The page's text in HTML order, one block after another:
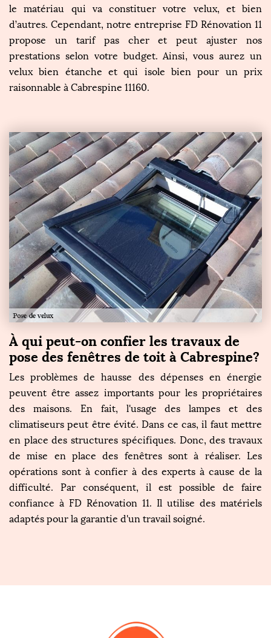
le matériau qui va constituer votre velux, et bien
d’autres. Cependant, notre entreprise FD Rénovation 11
propose un tarif pas cher et peut ajuster nos
prestations selon votre budget. Ainsi, vous aurez un
velux bien étanche et qui isole bien pour un prix
raisonnable à Cabrespine 11160.
À qui peut-on confier les travaux de
pose des fenêtres de toit à Cabrespine?
Les problèmes de hausse des dépenses en énergie
peuvent être assez importants pour les propriétaires
des maisons. En fait, l'usage des lampes et des
climatiseurs peut être évité. Dans ce cas, il faut mettre
en place des structures spécifiques. Donc, des travaux
de mise en place des fenêtres sont à réaliser. Les
opérations sont à confier à des experts à cause de la
difficulté. Par conséquent, il est possible de faire
confiance à FD Rénovation 11. Il utilise des matériels
adaptés pour la garantie d'un travail soigné.